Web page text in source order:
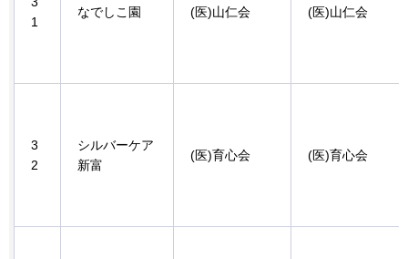
1
なでしこ園 (医)山仁会 (医)山仁会
3
2
シルバーケア
新富
(医)育心会 (医)育心会